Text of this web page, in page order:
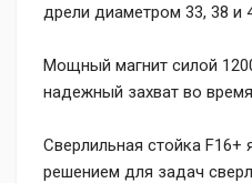
дрели диаметром 33, 38 и
Мощный магнит силой
надежный захват во
Сверлильная стойка F16+
решением для задач